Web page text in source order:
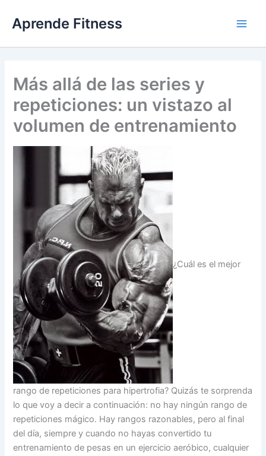
contenido
Aprende Fitness
Más allá de las series y
repeticiones: un vistazo al
volumen de entrenamiento
¿Cuál es el mejor
rango de repeticiones para hipertrofia? Quizás te sorprenda
lo que voy a decir a continuación: no hay ningún rango de
repeticiones mágico. Hay rangos razonables, pero al final
del día, siempre y cuando no hayas convertido tu
entrenamiento de pesas en un ejercicio aeróbico, cualquier